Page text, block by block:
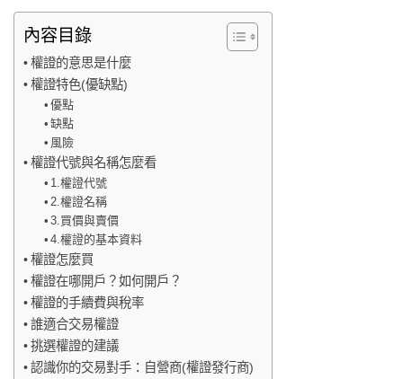
內容目錄
權證的意思是什麼
權證特色(優缺點)
優點
缺點
風險
權證代號與名稱怎麼看
1.權證代號
2.權證名稱
3.買價與賣價
4.權證的基本資料
權證怎麼買
權證在哪開戶？如何開戶？
權證的手續費與稅率
誰適合交易權證
挑選權證的建議
認識你的交易對手：自營商(權證發行商)